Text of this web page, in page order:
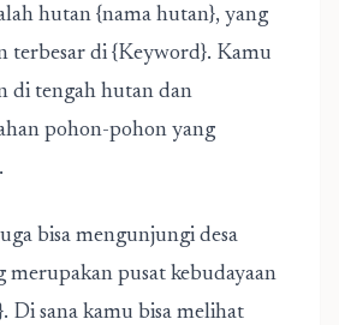
hutan {nama hutan}, yang
terbesar di {Keyword}. Kamu
di tengah hutan dan
pohon-pohon yang
bisa mengunjungi desa
merupakan pusat kebudayaan
Di sana kamu bisa melihat